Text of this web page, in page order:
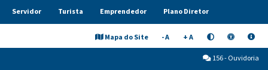
Servidor Turista Emprendedor Plano Diretor
Mapa do Site - A + A
156 - Ouvidoria